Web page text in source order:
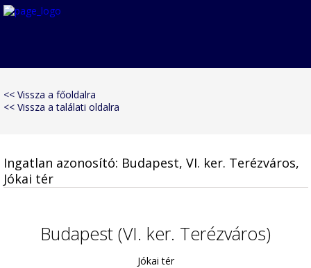
<< Vissza a főoldalra
<< Vissza a találati oldalra
Ingatlan azonosító: Budapest, VI. ker. Terézváros,
Jókai tér
Budapest (VI. ker. Terézváros)
Jókai tér